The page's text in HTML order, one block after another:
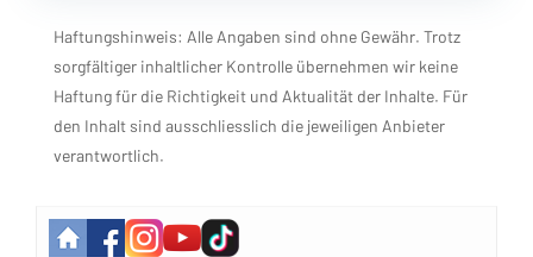
Haftungshinweis: Alle Angaben sind ohne Gewähr. Trotz
sorgfältiger inhaltlicher Kontrolle übernehmen wir keine
Haftung für die Richtigkeit und Aktualität der Inhalte. Für
den Inhalt sind ausschliesslich die jeweiligen Anbieter
verantwortlich.